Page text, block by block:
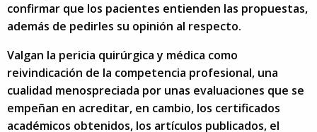
confirmar que los pacientes entienden las propuestas,
además de pedirles su opinión al respecto.
Valgan la pericia quirúrgica y médica como
reivindicación de la competencia profesional, una
cualidad menospreciada por unas evaluaciones que se
empeñan en acreditar, en cambio, los certificados
académicos obtenidos, los artículos publicados, el